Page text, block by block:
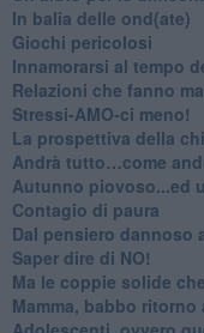
​In balia delle ond(ate)
Giochi pericolosi
Innamorarsi al tempo
​Relazioni che fanno
​Stressi-AMO-ci meno!
​La prospettiva della
​Andrà tutto…come
Autunno piovoso...ed
​Contagio di paura
​Dal pensiero dannoso
​Saper dire di NO!
​Ma le coppie solide
​Mamma, babbo ritorno